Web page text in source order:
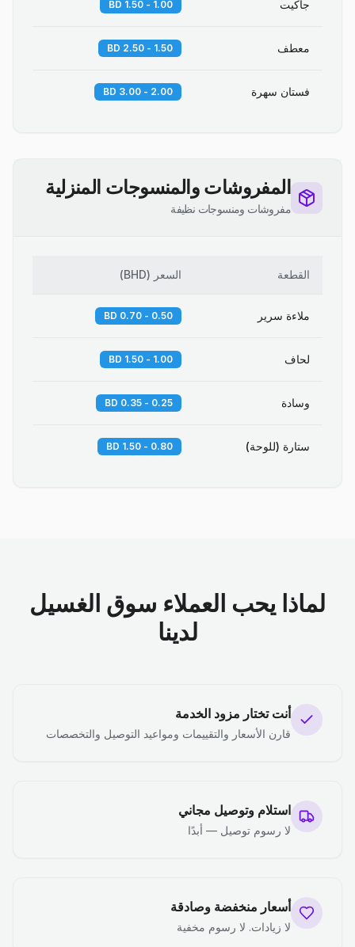
جاكيت 1.00 - 1.50 BD
معطف 1.50 - 2.50 BD
فستان سهرة 2.00 - 3.00 BD
المفروشات والمنسوجات المنزلية
مفروشات ومنسوجات نظيفة
القطعة السعر (
BHD
)
ملاءة سرير 0.50 - 0.70 BD
لحاف 1.00 - 1.50 BD
وسادة 0.25 - 0.35 BD
ستارة (للوحة) 0.80 - 1.50 BD
لماذا يحب العملاء سوق الغسيل
لدينا
أنت تختار مزود الخدمة
قارن الأسعار والتقييمات ومواعيد التوصيل والتخصصات
استلام وتوصيل مجاني
لا رسوم توصيل — أبدًا
أسعار منخفضة وصادقة
لا زيادات. لا رسوم مخفية